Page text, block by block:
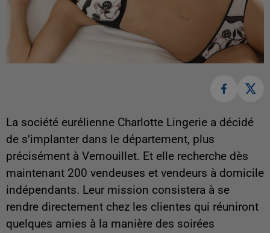
La société eurélienne Charlotte Lingerie a décidé
de s’implanter dans le département, plus
précisément à Vernouillet. Et elle recherche dès
maintenant 200 vendeuses et vendeurs à domicile
indépendants. Leur mission consistera à se
rendre directement chez les clientes qui réuniront
quelques amies à la manière des soirées